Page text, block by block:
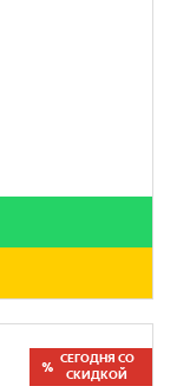
СЕГОДНЯ СО
СКИДКОЙ